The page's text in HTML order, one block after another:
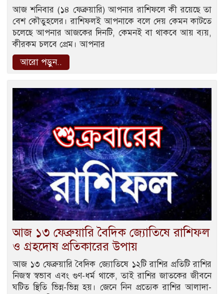
আজ শনিবার (১৪ ফেব্রুয়ারি) আপনার রাশিফলে কী রয়েছে তা
বেশ কৌতুহলের। রাশিফলই আপনাকে বলে দেয় কেমন কাটতে
চলেছে আপনার আজকের দিনটি, কেমনই বা থাকবে আয় ব্যয়,
কীরকম চলবে প্রেম। আপনার
আরো পড়ুন..
আজ ১৩ ফেব্রুয়ারি বৈদিক জ্যোতিষে রাশিফল
ও গ্রহদোষ প্রতিকারের উপায়
আজ ১৩ ফেব্রুয়ারি বৈদিক জ্যোতিষে ১২টি রাশির প্রতিটি রাশির
নিজস্ব স্বভাব এবং গুণ-ধর্ম থাকে, তাই রাশির জাতকের জীবনে
ঘটিত স্থিতি ভিন্ন-ভিন্ন হয়। জেনে নিন প্রত্যেক রাশির আলাদা-